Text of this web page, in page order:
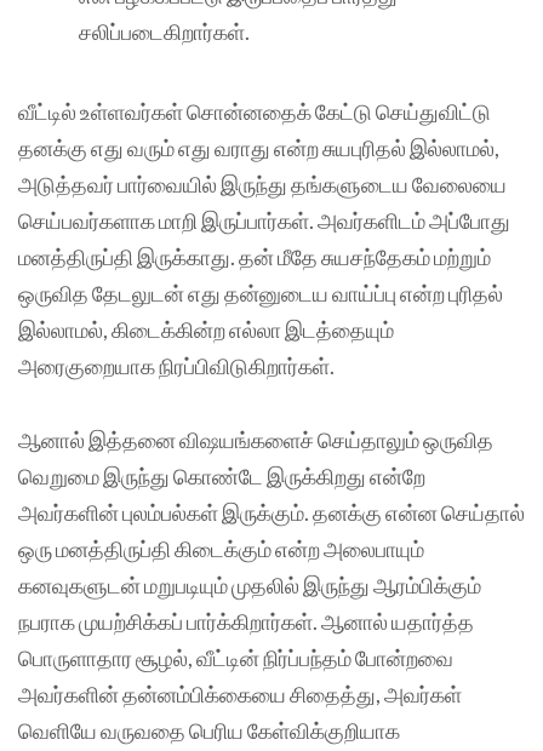
சலிப்படைகிறார்கள்.
வீட்டில் உள்ளவர்கள் சொன்னதைக் கேட்டு செய்துவிட்டு
தனக்கு எது வரும் எது வராது என்ற சுயபுரிதல் இல்லாமல்,
அடுத்தவர் பார்வையில் இருந்து தங்களுடைய வேலையை
செய்பவர்களாக மாறி இருப்பார்கள். அவர்களிடம் அப்போது
மனத்திருப்தி இருக்காது. தன் மீதே சுயசந்தேகம் மற்றும்
ஒருவித தேடலுடன் எது தன்னுடைய வாய்ப்பு என்ற புரிதல்
இல்லாமல், கிடைக்கின்ற எல்லா இடத்தையும்
அரைகுறையாக நிரப்பிவிடுகிறார்கள்.
ஆனால் இத்தனை விஷயங்களைச் செய்தாலும் ஒருவித
வெறுமை இருந்து கொண்டே இருக்கிறது என்றே
அவர்களின் புலம்பல்கள் இருக்கும். தனக்கு என்ன செய்தால்
ஒரு மனத்திருப்தி கிடைக்கும் என்ற அலைபாயும்
கனவுகளுடன் மறுபடியும் முதலில் இருந்து ஆரம்பிக்கும்
நபராக முயற்சிக்கப் பார்க்கிறார்கள். ஆனால் யதார்த்த
பொருளாதார சூழல், வீட்டின் நிர்ப்பந்தம் போன்றவை
அவர்களின் தன்னம்பிக்கையை சிதைத்து, அவர்கள்
வெளியே வருவதை பெரிய கேள்விக்குறியாக